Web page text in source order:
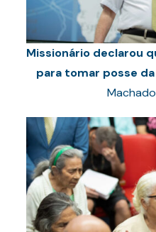
Missionário declarou
para tomar posse